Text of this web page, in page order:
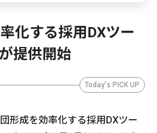
化する採用DXツー
提供開始
Today's PICK UP
形成を効率化する採用DXツー